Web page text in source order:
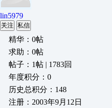
lin5979
关注 私信
精华：0帖
求助：0帖
帖子：1帖 | 1783回
年度积分：0
历史总积分：148
注册：2003年9月12日